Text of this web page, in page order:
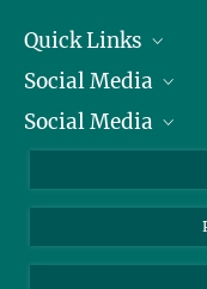
Quick Links
Präsident
Zahlen und Fakten
Meldestelle
Social Media
Bluesky
Social Media
YouTube